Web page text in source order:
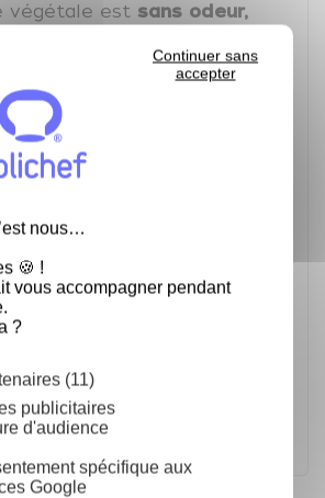
nous…
🍪 !
vous accompagner pendant
?
(11)
publicitaires
d'audience
spécifique aux
Google
Continuer sans
accepter
végétale est sans odeur,
et facile à utiliser. Il suffit de
la bombe avant utilisation et
moule ou plaque à +/- 20
graisser dans les moindres
de colza (97,4%),
de colza, huile de
hydrogénée. Antioxygène
ambiante.